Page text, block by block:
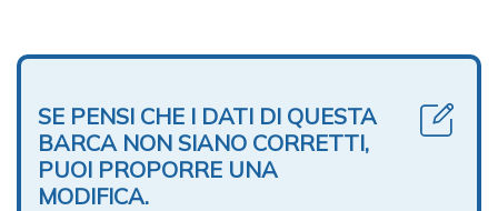
SE PENSI CHE I DATI DI QUESTA
BARCA NON SIANO CORRETTI,
PUOI PROPORRE UNA
MODIFICA.